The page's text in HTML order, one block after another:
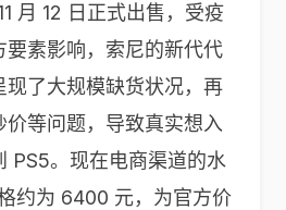
月 12 日正式出售，受疫
要素影响，索尼的新代代
现了大规模缺货状况，再
价等问题，导致真实想入
PS5。现在电商渠道的水
约为 6400 元，为官方价